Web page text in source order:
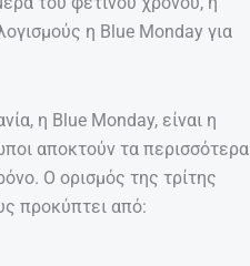
η Blue Monday για
η Blue Monday, είναι η
αποκτούν τα περισσότερα
Ο ορισμός της τρίτης
προκύπτει από: